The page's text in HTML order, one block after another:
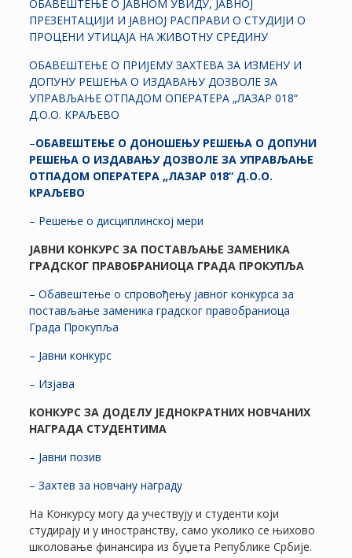
ОБАВЕШТЕЊЕ О ЈАВНОМ УВИДУ, ЈАВНОЈ
ПРЕЗЕНТАЦИЈИ И ЈАВНОЈ РАСПРАВИ О СТУДИЈИ О
ПРОЦЕНИ УТИЦАЈА НА ЖИВОТНУ СРЕДИНУ
ОБАВЕШТЕЊЕ О ПРИЈЕМУ ЗАХТЕВА ЗА ИЗМЕНУ И
ДОПУНУ РЕШЕЊА О ИЗДАВАЊУ ДОЗВОЛЕ ЗА
УПРАВЉАЊЕ ОТПАДОМ ОПЕРАТЕРА „ЛАЗАР 018“
Д.О.О. КРАЉЕВО
–ОБАВЕШТЕЊЕ О ДОНОШЕЊУ РЕШЕЊА О ДОПУНИ
РЕШЕЊА О ИЗДАВАЊУ ДОЗВОЛЕ ЗА УПРАВЉАЊЕ
ОТПАДОМ ОПЕРАТЕРА „ЛАЗАР 018“ Д.О.О.
КРАЉЕВО
– Решење о дисциплинској мери
ЈАВНИ КОНКУРС ЗА ПОСТАВЉАЊЕ ЗАМЕНИКА
ГРАДСКОГ ПРАВОБРАНИОЦА ГРАДА ПРОКУПЉА
– Обавештење о спровођењу јавног конкурса за
постављање заменика градског правобраниоца
Града Прокупља
– Јавни конкурс
– Изјава
КОНКУРС ЗА ДОДЕЛУ ЈЕДНОКРАТНИХ НОВЧАНИХ
НАГРАДА СТУДЕНТИМА
– Јавни позив
– Захтев за новчану награду
На Конкурсу могу да учествују и студенти који
студирају и у иностранству, само уколико се њихово
школовање финансира из буџета Републике Србије.